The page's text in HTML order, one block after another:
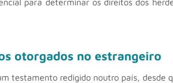
para determinar os direitos dos
otorgados no estrangeiro
testamento redigido noutro país, desde